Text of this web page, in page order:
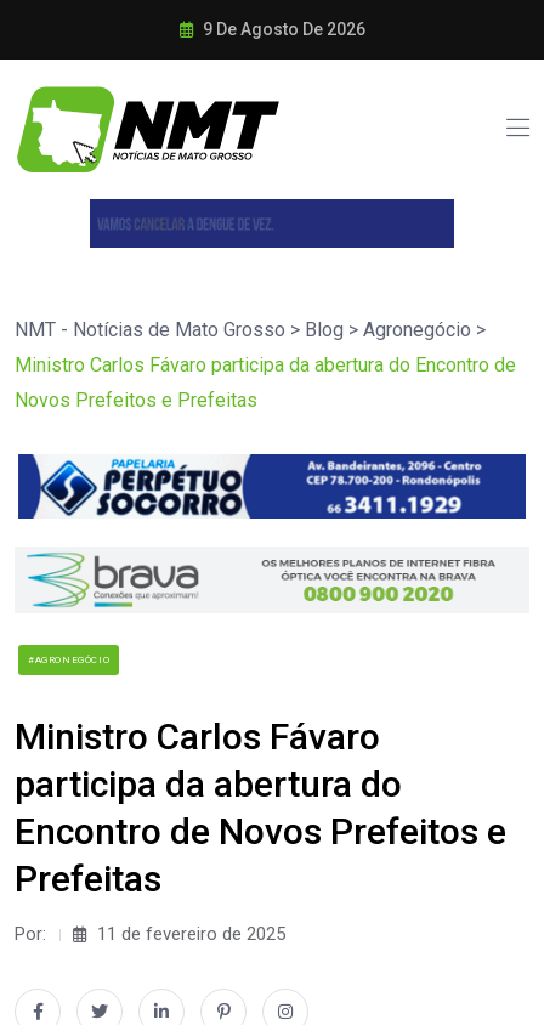
9 De Agosto De 2026
NMT - Notícias de Mato Grosso > Blog > Agronegócio >
Ministro Carlos Fávaro participa da abertura do Encontro de
Novos Prefeitos e Prefeitas
#AGRONEGÓCIO
Ministro Carlos Fávaro
participa da abertura do
Encontro de Novos Prefeitos e
Prefeitas
Por: 11 de fevereiro de 2025